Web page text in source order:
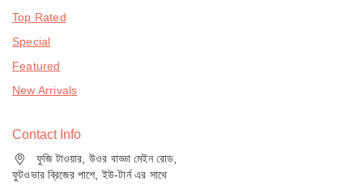
Top Rated
Special
Featured
New Arrivals
Contact Info
ফুজি টাওয়ার, উওর বাড্ডা মেইন রোড,
ফুটওভার ব্রিজের পাশে, ইউ-টার্ন এর সাথে